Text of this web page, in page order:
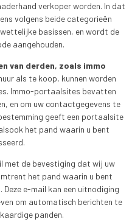
verkoper worden. In dat
volgens beide categorieën
basissen, en wordt de
aangehouden.
van derden, zoals immo
als te koop, kunnen worden
Immo-portaalsites bevatten
en om uw contactgegevens te
geeft een portaalsite
het pand waarin u bent
met de bevestiging dat wij uw
het pand waarin u bent
e-mail kan een uitnodiging
om automatisch berichten te
panden.